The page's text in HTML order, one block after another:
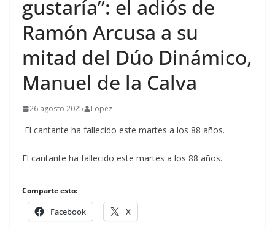
gustaría”: el adiós de
Ramón Arcusa a su
mitad del Dúo Dinámico,
Manuel de la Calva
26 agosto 2025 Lopez
El cantante ha fallecido este martes a los 88 años.
​El cantante ha fallecido este martes a los 88 años.
Comparte esto:
Facebook X